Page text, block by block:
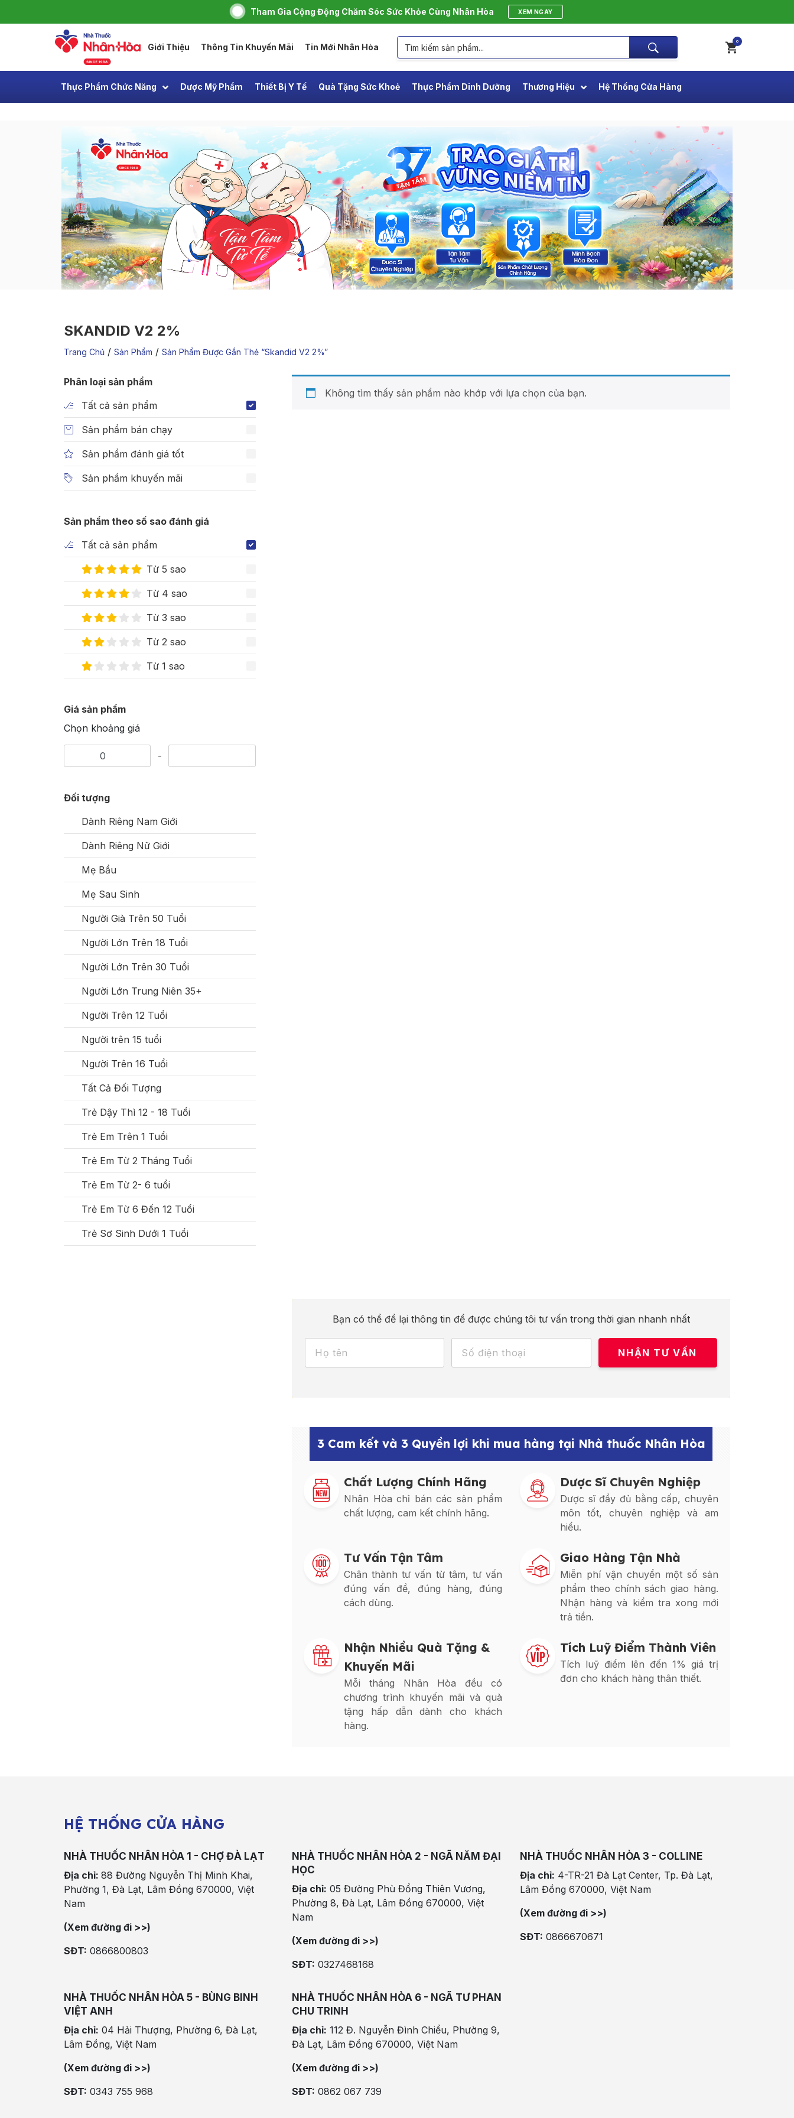
Tham Gia Cộng Động Chăm Sóc Sức Khỏe Cùng Nhân Hòa XEM NGAY
Giới Thiệu Thông Tin Khuyến Mãi Tin Mới Nhân Hòa
0
Thực Phẩm Chức Năng Dược Mỹ Phẩm Thiết Bị Y Tế Quà Tặng Sức Khoẻ Thực Phẩm Dinh Dưỡng Thương Hiệu Hệ Thống Cửa Hàng
SKANDID V2 2%
Trang Chủ / Sản Phẩm / Sản Phẩm Được Gắn Thẻ “skandid V2 2%”
Phân loại sản phẩm
Tất cả sản phẩm
Sản phẩm bán chạy
Sản phẩm đánh giá tốt
Sản phẩm khuyến mãi
Sản phẩm theo số sao đánh giá
Tất cả sản phẩm
Từ 5 sao
Từ 4 sao
Từ 3 sao
Từ 2 sao
Từ 1 sao
Giá sản phẩm
Chọn khoảng giá
-
Đối tượng
Dành Riêng Nam Giới
Dành Riêng Nữ Giới
Mẹ Bầu
Mẹ Sau Sinh
Người Già Trên 50 Tuổi
Người Lớn Trên 18 Tuổi
Người Lớn Trên 30 Tuổi
Người Lớn Trung Niên 35+
Người Trên 12 Tuổi
Người trên 15 tuổi
Người Trên 16 Tuổi
Tất Cả Đối Tượng
Trẻ Dậy Thì 12 - 18 Tuổi
Trẻ Em Trên 1 Tuổi
Trẻ Em Từ 2 Tháng Tuổi
Trẻ Em Từ 2- 6 tuổi
Trẻ Em Từ 6 Đến 12 Tuổi
Trẻ Sơ Sinh Dưới 1 Tuổi
Không tìm thấy sản phẩm nào khớp với lựa chọn của bạn.
Bạn có thể để lại thông tin để được chúng tôi tư vấn trong thời gian nhanh nhất
3 Cam kết và 3 Quyền lợi khi mua hàng tại Nhà thuốc Nhân Hòa
Chất Lượng Chính Hãng
Nhân Hòa chỉ bán các sản phẩm
chất lượng, cam kết chính hãng.
Dược Sĩ Chuyên Nghiệp
Dược sĩ đầy đủ bằng cấp, chuyên
môn tốt, chuyên nghiệp và am
hiểu.
Tư Vấn Tận Tâm
Chân thành tư vấn từ tâm, tư vấn
đúng vấn đề, đúng hàng, đúng
cách dùng.
Giao Hàng Tận Nhà
Miễn phí vận chuyển một số sản
phẩm theo chính sách giao hàng.
Nhận hàng và kiểm tra xong mới
trả tiền.
Nhận Nhiều Quà Tặng &
Khuyến Mãi
Mỗi tháng Nhân Hòa đều có
chương trình khuyến mãi và quà
tặng hấp dẫn dành cho khách
hàng.
Tích Luỹ Điểm Thành Viên
Tích luỹ điểm lên đến 1% giá trị
đơn cho khách hàng thân thiết.
HỆ THỐNG CỬA HÀNG
NHÀ THUỐC NHÂN HÒA 1 - CHỢ ĐÀ LẠT
Địa chỉ: 88 Đường Nguyễn Thị Minh Khai,
Phường 1, Đà Lạt, Lâm Đồng 670000, Việt
Nam
(Xem đường đi >>)
SĐT: 0866800803
NHÀ THUỐC NHÂN HÒA 2 - NGÃ NĂM ĐẠI
HỌC
Địa chỉ: 05 Đường Phù Đổng Thiên Vương,
Phường 8, Đà Lạt, Lâm Đồng 670000, Việt
Nam
(Xem đường đi >>)
SĐT: 0327468168
NHÀ THUỐC NHÂN HÒA 3 - COLLINE
Địa chỉ: 4-TR-21 Đà Lạt Center, Tp. Đà Lạt,
Lâm Đồng 670000, Việt Nam
(Xem đường đi >>)
SĐT: 0866670671
NHÀ THUỐC NHÂN HÒA 5 - BÙNG BINH
VIỆT ANH
Địa chỉ: 04 Hải Thượng, Phường 6, Đà Lạt,
Lâm Đồng, Việt Nam
(Xem đường đi >>)
SĐT: 0343 755 968
NHÀ THUỐC NHÂN HÒA 6 - NGÃ TƯ PHAN
CHU TRINH
Địa chỉ: 112 Đ. Nguyễn Đình Chiểu, Phường 9,
Đà Lạt, Lâm Đồng 670000, Việt Nam
(Xem đường đi >>)
SĐT: 0862 067 739